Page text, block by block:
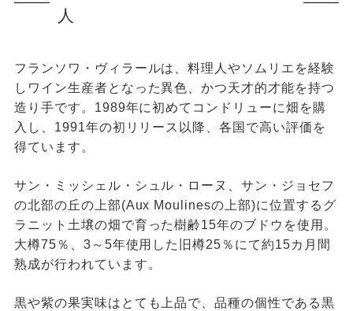
人
フランソワ・ヴィラールは、料理人やソムリエを経験
しワイン生産者となった異色、かつ天才的才能を持つ
造り手です。1989年に初めてコンドリューに畑を購
入し、1991年の初リリース以降、各国で高い評価を
得ています。
サン・ミッシェル・シュル・ローヌ、サン・ジョセフ
の北部の丘の上部(Aux Moulinesの上部)に位置するグ
ラニット土壌の畑で育った樹齢15年のブドウを使用。
大樽75％、3～5年使用した旧樽25％にて約15カ月間
熟成が行われています。
黒や紫の果実味はとても上品で、品種の個性である黒